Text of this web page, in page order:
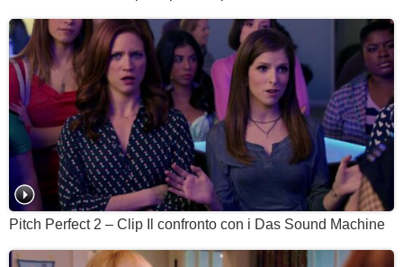
Pitch Perfect 2 – Clip Il confronto con i Das Sound Machine